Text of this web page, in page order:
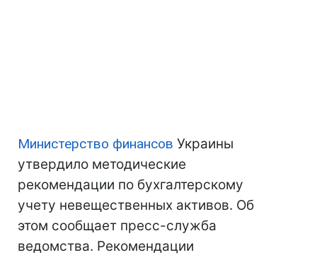
Министерство финансов Украины
утвердило методические
рекомендации по бухгалтерскому
учету невещественных активов. Об
этом сообщает пресс-служба
ведомства. Рекомендации